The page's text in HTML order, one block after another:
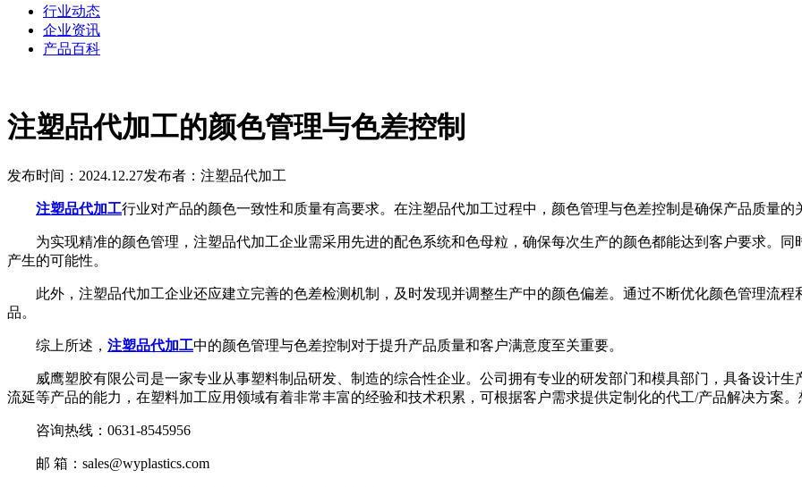
行业动态
企业资讯
产品百科
注塑品代加工的颜色管理与色差控制
发布时间：2024.12.27发布者：注塑品代加工
注塑品代加工行业对产品的颜色一致性和质量有高要求。在注塑品代加工过程中，颜色管理与色差控制是确保产品质量的
为实现精准的颜色管理，注塑品代加工企业需采用先进的配色系统和色母粒，确保每次生产的颜色都能达到客户要求。同
产生的可能性。
此外，注塑品代加工企业还应建立完善的色差检测机制，及时发现并调整生产中的颜色偏差。通过不断优化颜色管理流程
品。
综上所述， 注塑品代加工中的颜色管理与色差控制对于提升产品质量和客户满意度至关重要。
威鹰塑胶有限公司是一家专业从事塑料制品研发、制造的综合性企业。公司拥有专业的研发部门和模具部门，具备设计生
流延等产品的能力，在塑料加工应用领域有着非常丰富的经验和技术积累，可根据客户需求提供定制化的代工/产品解决方案
咨询热线：0631-8545956
邮 箱：sales@wyplastics.com